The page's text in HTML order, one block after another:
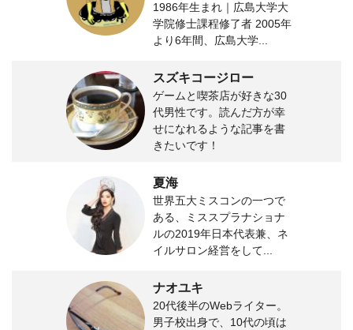
1986年生まれ｜広島大学大
学院修士課程修了者 2005年
より6年間、広島大学...
スズキコージロー
ゲームと喫茶店が好きな30
代男性です。読んだ方が幸
せになれるような記事を書
きたいです！
夏海
世界五大ミスコンの一つで
ある、ミススプラナショナ
ルの2019年日本代表兼、ネ
イルサロン経営をして...
ナオユキ
20代後半のWebライター。
男子校出身で、10代の頃は